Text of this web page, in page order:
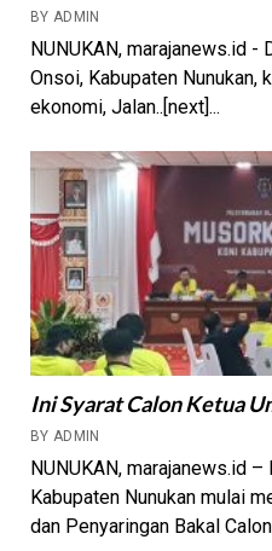
BY ADMIN
NUNUKAN, marajanews.id -
Onsoi, Kabupaten Nunukan,
ekonomi, Jalan..[next]...
Ini Syarat Calon Ketua
BY ADMIN
NUNUKAN, marajanews.id
Kabupaten Nunukan mulai
dan Penyaringan Bakal